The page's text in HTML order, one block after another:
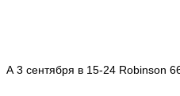
А 3 сентября в 15-24 Robinson